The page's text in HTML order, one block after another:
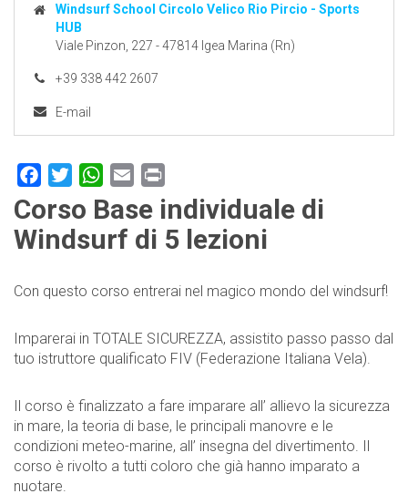
Windsurf School Circolo Velico Rio Pircio - Sports
HUB
Viale Pinzon, 227 - 47814 Igea Marina (Rn)
+39 338 442 2607
E-mail
FacebookTwitterWhatsApp
Email
Corso Base individuale di
Windsurf di 5 lezioni
Con questo corso entrerai nel magico mondo del windsurf!
Imparerai in TOTALE SICUREZZA, assistito passo passo dal
tuo istruttore qualificato FIV (Federazione Italiana Vela).
Il corso è finalizzato a fare imparare all’ allievo la sicurezza
in mare, la teoria di base, le principali manovre e le
condizioni meteo-marine, all’ insegna del divertimento. Il
corso è rivolto a tutti coloro che già hanno imparato a
nuotare.